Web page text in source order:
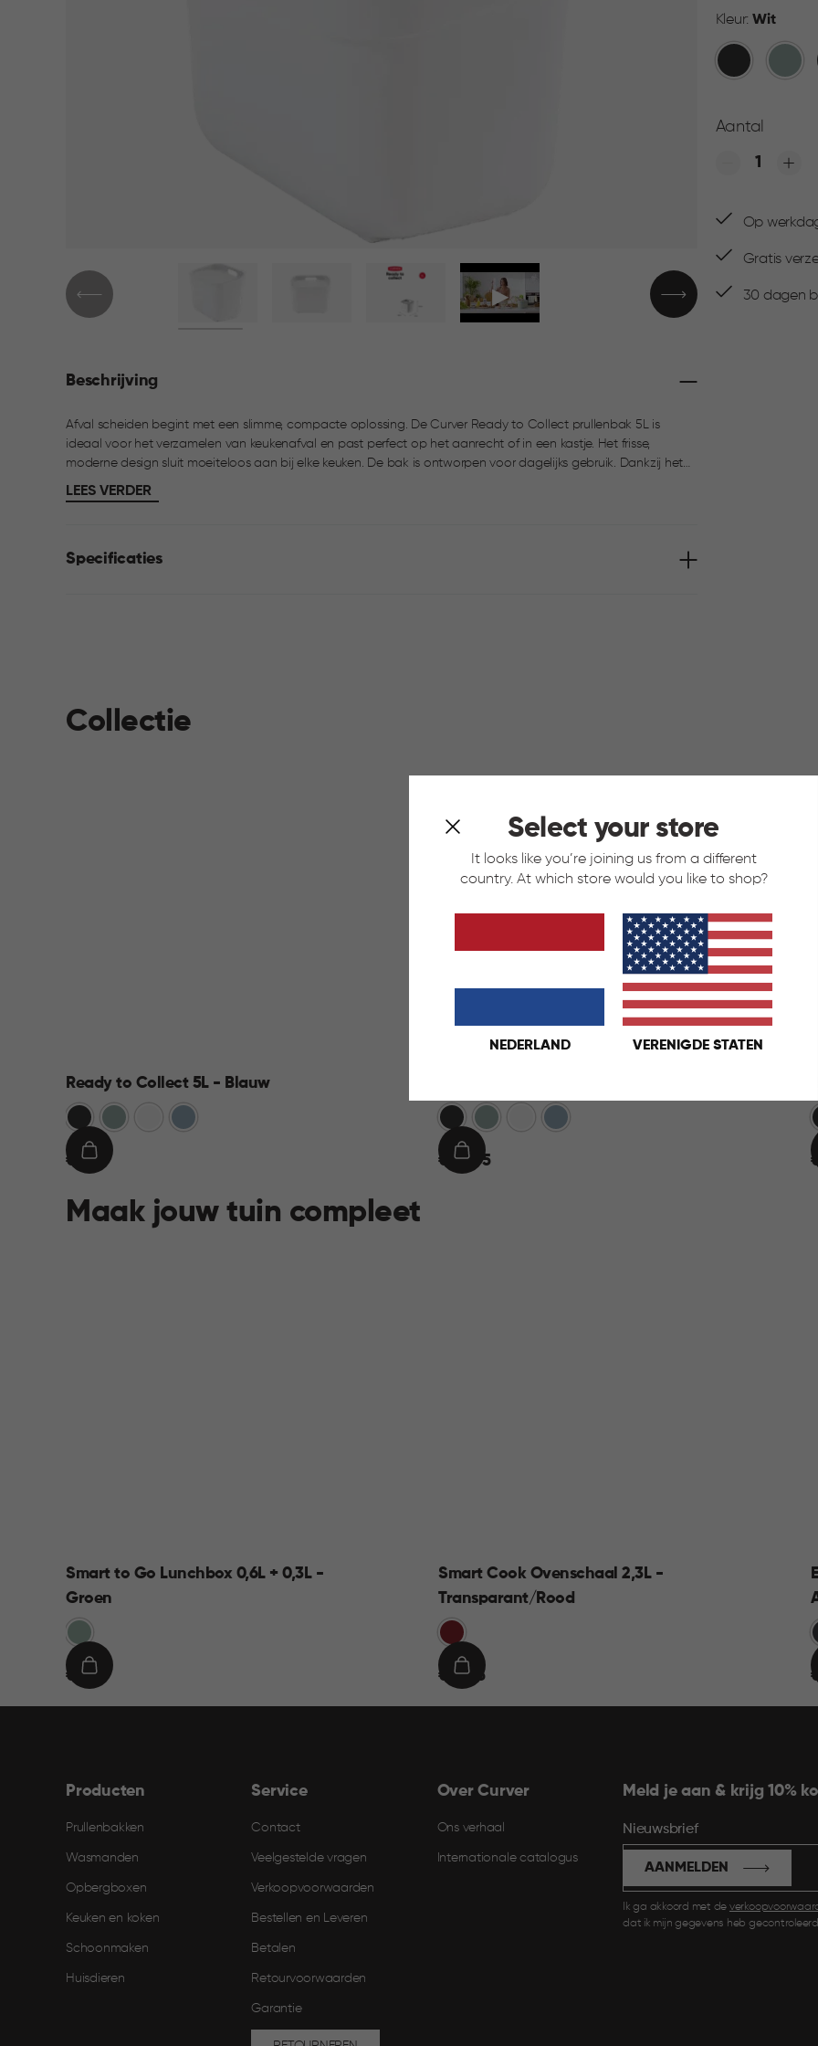
Select your store
It looks like you’re joining us from a different
country. At which store would you like to shop?
NEDERLAND VERENIGDE STATEN
Kleur: Wit
DonkergrijsGroen
Aantal
Quantity:
Op
Gratis
30 dagen
▶
Beschrijving
Afval scheiden begint met een slimme, compacte oplossing. De Curver Ready to Collect prullenbak 5L is
ideaal voor het verzamelen van keukenafval en past perfect op het aanrecht of in een kastje. Het frisse,
moderne design sluit moeiteloos aan bij elke keuken. De bak is ontworpen voor dagelijks gebruik. Dankzij het
handige handvat aan de achterzijde en de comfortabele greep aan de onderkant is hij eenvoudig te
verplaatsen en te legen. Combineer meerdere Ready to Collect bakken voor een overzichtelijk
LEES VERDER
Specificaties
Collectie
Ready to Collect 5L - Blauw
Donkergrijs
Groen Blauw
€€ 9,95
IN
Donkergrijs
Groen Blauw
€€ 24,95
IN
€
Maak jouw tuin compleet
Smart to Go Lunchbox 0,6L + 0,3L -
Groen
Groen
€€ 9,95
IN
Smart Cook Ovenschaal 2,3L -
Transparant/Rood
Rood
€€ 19,95
IN
€
Producten
Prullenbakken
Wasmanden
Opbergboxen
Keuken en koken
Schoonmaken
Huisdieren
Service
Contact
Veelgestelde vragen
Verkoopvoorwaarden
Bestellen en Leveren​
Betalen
Retourvoorwaarden
Garantie
Over Curver
Ons verhaal
Internationale catalogus
Meld je aan & krijg 10%
Nieuwsbrief
Ik ga akkoord met de
dat ik mijn gegevens heb
AANMELDEN